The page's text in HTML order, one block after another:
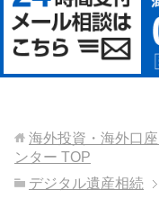
海外投資・海外口
ンター TOP
デジタル遺産相続